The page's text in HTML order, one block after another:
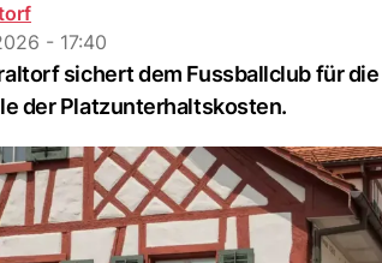
- 17:40
sichert dem Fussballclub für
der Platzunterhaltskosten.